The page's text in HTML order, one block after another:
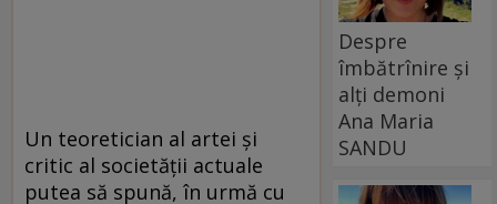
Un teoretician al artei şi
critic al societăţii actuale
putea să spună, în urmă cu
Despre
îmbătrînire și
alți demoni
Ana Maria
SANDU